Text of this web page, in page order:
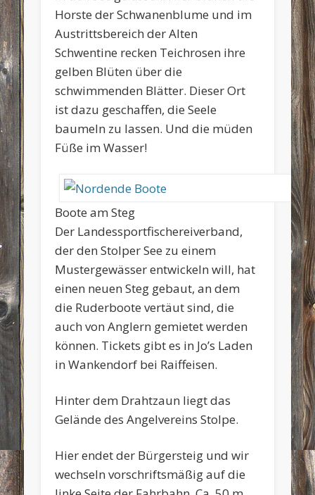
Horste der Schwanenblume und im
Austrittsbereich der Alten
Schwentine recken Teichrosen ihre
gelben Blüten über die
schwimmenden Blätter. Dieser Ort
ist dazu geschaffen, die Seele
baumeln zu lassen. Und die müden
Füße im Wasser!
Boote am Steg
Der Landessportfischereiverband,
der den Stolper See zu einem
Mustergewässer entwickeln will, hat
einen neuen Steg gebaut, an dem
die Ruderboote vertäut sind, die
auch von Anglern gemietet werden
können. Tickets gibt es in Jo’s Laden
in Wankendorf bei Raiffeisen.
Hinter dem Drahtzaun liegt das
Gelände des Angelvereins Stolpe.
Hier endet der Bürgersteig und wir
wechseln vorschriftsmäßig auf die